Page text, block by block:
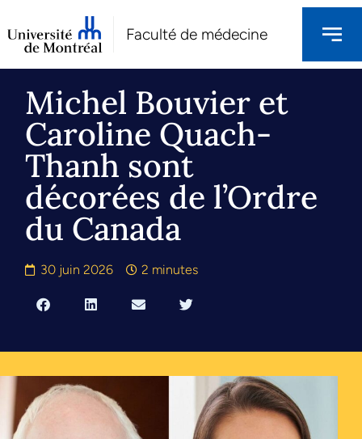
Faculté de médecine
Michel Bouvier et
Caroline Quach-
Thanh sont
décorées de l’Ordre
du Canada
30 juin 2026 2 minutes